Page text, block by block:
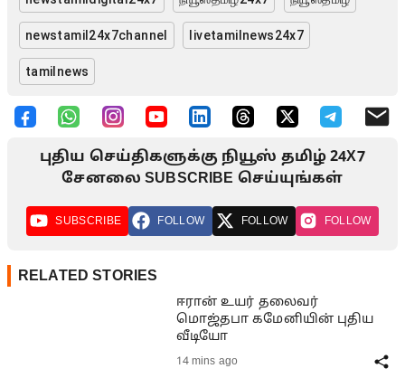
newstamil24x7channel livetamilnews24x7
tamilnews
புதிய செய்திகளுக்கு நியூஸ் தமிழ் 24X7
சேனலை SUBSCRIBE செய்யுங்கள்
SUBSCRIBE FOLLOW FOLLOW FOLLOW
RELATED STORIES
ஈரான் உயர் தலைவர்
மொஜ்தபா கமேனியின் புதிய
வீடியோ
14 mins ago